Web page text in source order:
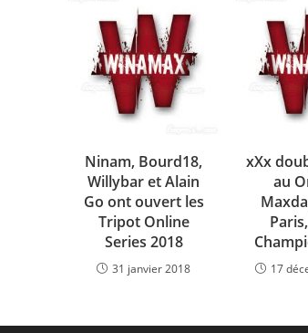
Ninam, Bourd18,
Willybar et Alain
Go ont ouvert les
Tripot Online
Series 2018
31 janvier 2018
xXx
au
17